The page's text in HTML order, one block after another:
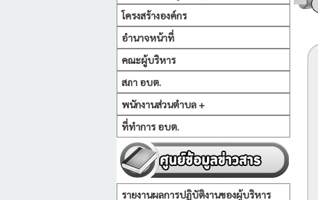
โครงสร้างองค์กร
อำนาจหน้าที่
คณะผู้บริหาร
สภา อบต.
พนักงานส่วนตำบล +
ที่ทำการ อบต.
รายงานผลการปฏิบัติงานของผู้บริหาร